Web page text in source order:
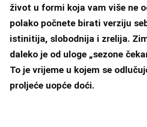
život u formi koja vam više ne
polako počnete birati verziju
istinitija, slobodnija i zrelija.
daleko je od uloge „sezone
To je vrijeme u kojem se
proljeće uopće doći.